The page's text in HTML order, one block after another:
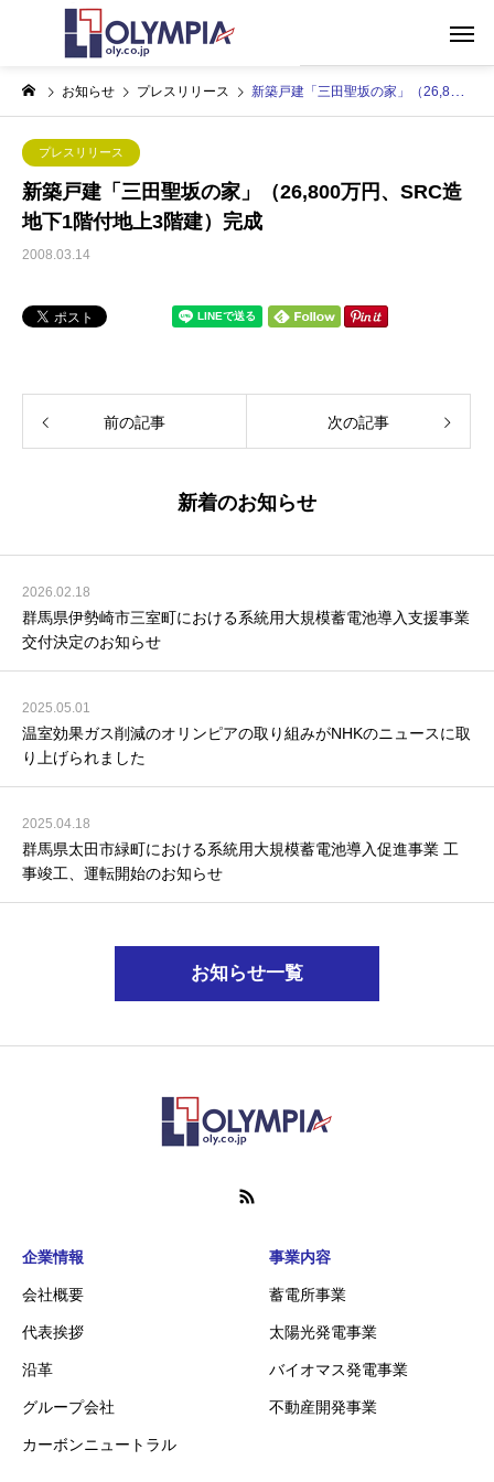
お知らせ プレスリリース 新築戸建「三田聖坂の家」（26,800万円、SRC造地下1階付地上3階建）完成
プレスリリース
新築戸建「三田聖坂の家」（26,800万円、SRC造
地下1階付地上3階建）完成
2008.03.14
前の記事 次の記事
新着のお知らせ
2026.02.18
群馬県伊勢崎市三室町における系統用大規模蓄電池導入支援事業
交付決定のお知らせ
2025.05.01
温室効果ガス削減のオリンピアの取り組みがNHKのニュースに取
り上げられました
2025.04.18
群馬県太田市緑町における系統用大規模蓄電池導入促進事業 工
事竣工、運転開始のお知らせ
お知らせ一覧
企業情報
会社概要
代表挨拶
沿革
グループ会社
カーボンニュートラル
事業内容
蓄電所事業
太陽光発電事業
バイオマス発電事業
不動産開発事業